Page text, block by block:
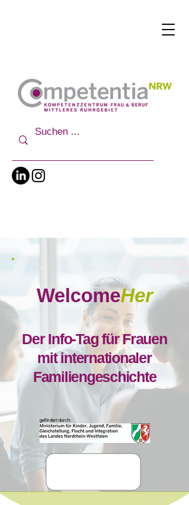
WelcomeHer
Der Info-Tagfür Frauen
mit internationaler
Familiengeschichte
gefördert durch: